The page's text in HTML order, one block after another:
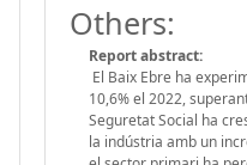
Others:
Report abstract:
El Baix Ebre ha
10,6% el 2022,
Seguretat Social ha
la indústria amb un